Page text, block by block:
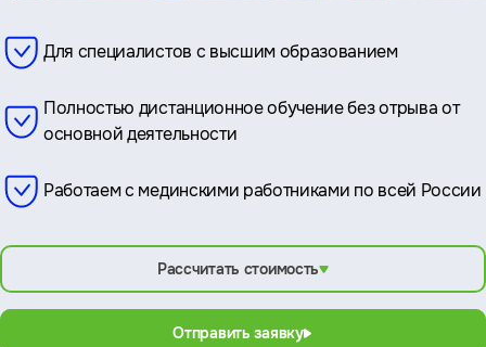
Для специалистов с высшим образованием
Полностью дистанционное обучение без отрыва от
основной деятельности
Работаем с мединскими работниками по всей России
Рассчитать стоимость
Отправить заявку